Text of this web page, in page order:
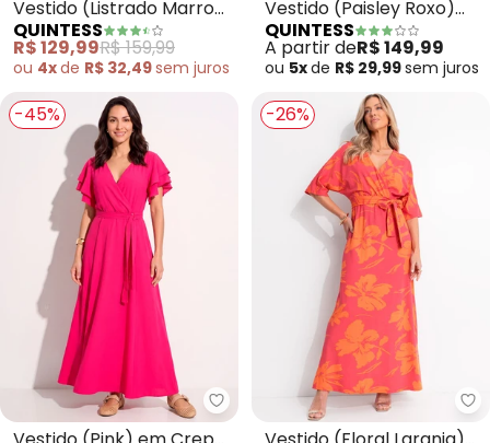
Vestido (Listrado Marrom
e Branco) em Canelado
QUINTESS
R$ 129,99R$ 159,99
ou 4xde R$ 32,49sem juros
Vestido (Paisley Roxo)
em Malha Fria
QUINTESS
A partir deR$ 149,99
ou 5xde R$ 29,99sem juros
-45%
Quintess - Vestido (Pink) em
-26%